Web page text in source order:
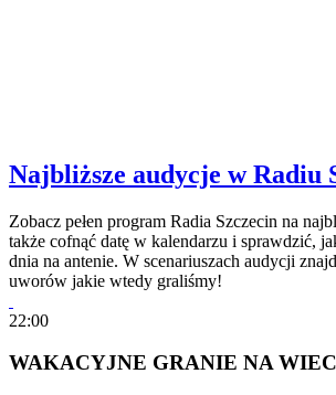
Najbliższe audycje w Radiu
Zobacz pełen program Radia Szczecin na
także cofnąć datę w kalendarzu i sprawdzić,
dnia na antenie. W scenariuszach audycji
uworów jakie wtedy graliśmy!
22:00
WAKACYJNE GRANIE NA